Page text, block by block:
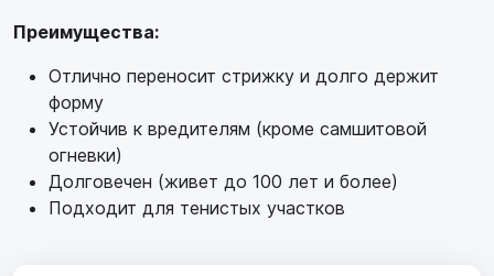
Преимущества:
Отлично переносит стрижку и долго держит
форму
Устойчив к вредителям (кроме самшитовой
огневки)
Долговечен (живет до 100 лет и более)
Подходит для тенистых участков